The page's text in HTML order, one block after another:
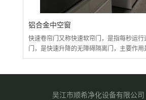
铝合金中空窗
快速卷帘门又称快速软帘门，是指每秒运
门，是快速升降的无障碍隔离门，主要作
证车间空...
吴江市顺希净化设备有限公